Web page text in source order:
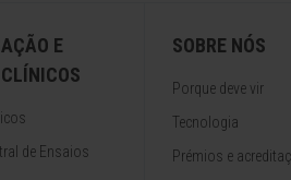
E
de Ensaios
SOBRE NÓS
Porque deve vir
Tecnologia
Prémios e